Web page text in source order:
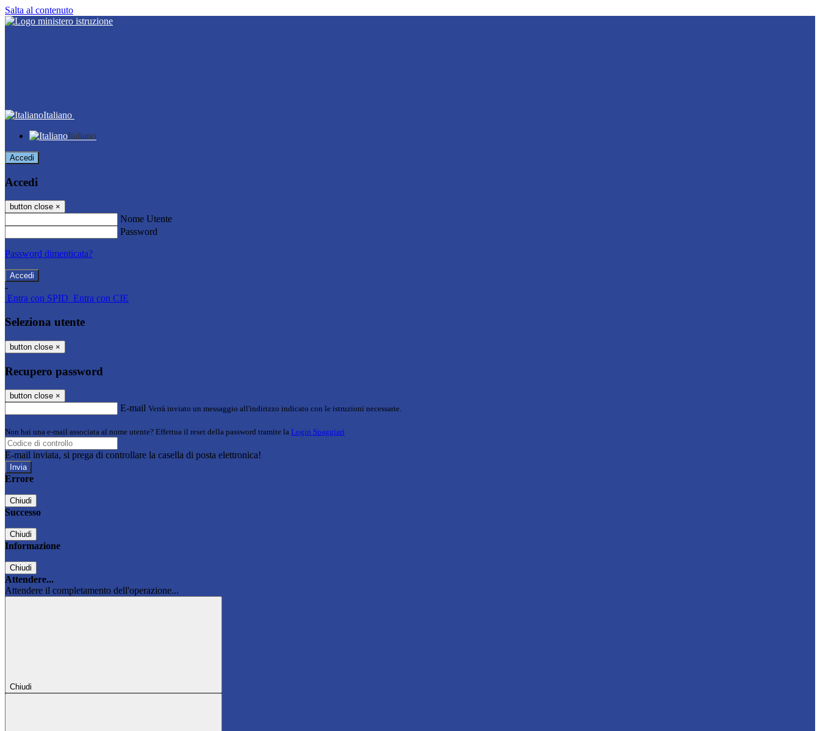
Salta al contenuto
Italiano
Italiano
Accedi
Accedi
button close ×
Nome Utente
Password
Password dimenticata?
-
Entra con SPID Entra con CIE
Seleziona utente
button close ×
Recupero password
button close ×
E-mail Verrà inviato un messaggio all'indirizzo indicato con le istruzioni necessarie.
Non hai una e-mail associata al nome utente? Effettua il reset della password tramite la Login Spaggiari
E-mail inviata, si prega di controllare la casella di posta elettronica!
Errore
Chiudi
Successo
Chiudi
Informazione
Chiudi
Attendere...
Attendere il completamento dell'operazione...
Chiudi